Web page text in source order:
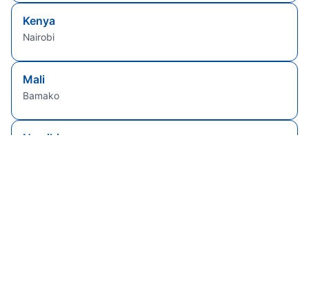
Kenya
Nairobi
Mali
Bamako
Namibia